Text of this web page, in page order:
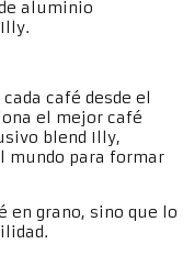
aluminio
café desde el
el mejor café
blend Illy,
mundo para formar
en grano, sino que lo